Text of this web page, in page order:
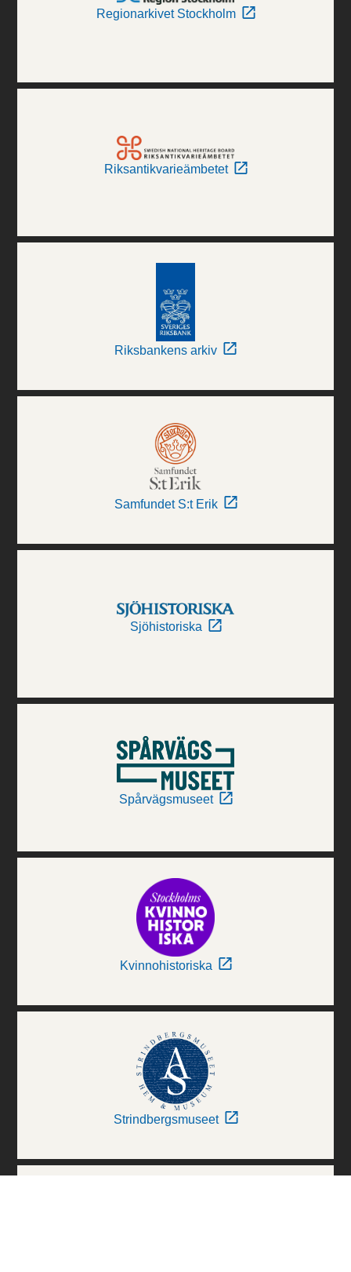
Regionarkivet Stockholm
Riksantikvarieämbetet
Riksbankens arkiv
Samfundet S:t Erik
Sjöhistoriska
Spårvägsmuseet
Kvinnohistoriska
Strindbergsmuseet